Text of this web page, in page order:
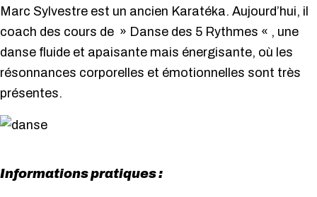
Marc Sylvestre est un ancien Karatéka. Aujourd’hui, il
coach des cours de » Danse des 5 Rythmes « , une
danse fluide et apaisante mais énergisante, où les
résonnances corporelles et émotionnelles sont très
présentes.
Informations pratiques :